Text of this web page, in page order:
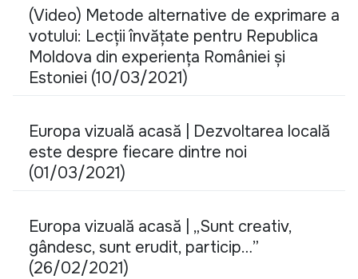
(Video) Metode alternative de exprimare a
votului: Lecții învățate pentru Republica
Moldova din experiența României și
Estoniei (10/03/2021)
Europa vizuală acasă | Dezvoltarea locală
este despre fiecare dintre noi
(01/03/2021)
Europa vizuală acasă | „Sunt creativ,
gândesc, sunt erudit, particip…”
(26/02/2021)